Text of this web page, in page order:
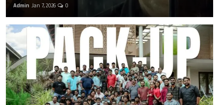
Admin Jan 7, 2026 0